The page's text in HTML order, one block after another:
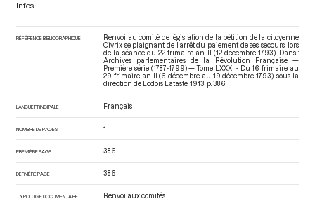
Infos
RÉFÉRENCE BIBLIOGRAPHIQUE
Renvoi au comité de législation de la pétition de la citoyenne
Civrix se plaignant de l'arrêt du paiement de ses secours, lors
de la séance du 22 frimaire an II (12 décembre 1793). Dans :
Archives parlementaires de la Révolution Française —
Première série (1787-1799) — Tome LXXXI - Du 16 frimaire au
29 frimaire an II (6 décembre au 19 décembre 1793) , sous la
direction de Lodoïs Lataste. 1913. p. 386.
LANGUE PRINCIPALE Français
NOMBRE DE PAGES 1
PREMIÈRE PAGE 386
DERNIÈRE PAGE 386
TYPOLOGIE DOCUMENTAIRE Renvoi aux comités